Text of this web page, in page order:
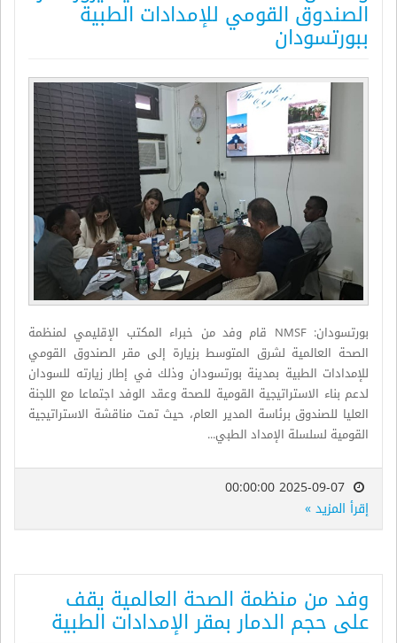
الصندوق القومي للإمدادات الطبية
ببورتسودان
بورتسودان: NMSF قام وفد من خبراء المكتب الإقليمي لمنظمة
الصحة العالمية لشرق المتوسط بزيارة إلى مقر الصندوق القومي
للإمدادات الطبية بمدينة بورتسودان وذلك في إطار زيارته للسودان
لدعم بناء الاستراتيجية القومية للصحة وعقد الوفد اجتماعا مع اللجنة
العليا للصندوق برئاسة المدير العام، حيث تمت مناقشة الاستراتيجية
القومية لسلسلة الإمداد الطبي...
إقرأ المزيد »
وفد من منظمة الصحة العالمية يقف
على حجم الدمار بمقر الإمدادات الطبية